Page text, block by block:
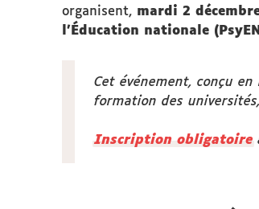
organisent, mardi 2
l’Éducation nationale
Cet événement, conçu
formation des
Inscription obligatoire